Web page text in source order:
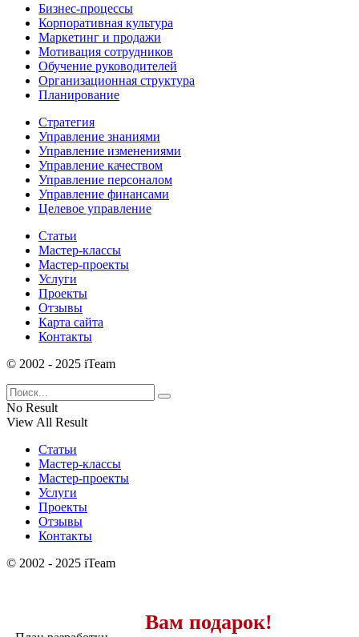
Бизнес-процессы
Корпоративная культура
Маркетинг и продажи
Мотивация сотрудников
Обучение руководителей
Организационная структура
Планирование
Стратегия
Управление знаниями
Управление изменениями
Управление качеством
Управление персоналом
Управление финансами
Целевое управление
Статьи
Мастер-классы
Мастер-проекты
Услуги
Проекты
Отзывы
Карта сайта
Контакты
© 2002 - 2025 iTeam
No Result
View All Result
Статьи
Мастер-классы
Мастер-проекты
Услуги
Проекты
Отзывы
Контакты
© 2002 - 2025 iTeam
Вам подарок!